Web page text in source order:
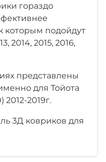
гораздо
которым подойдут
2014, 2015, 2016,
представлены
для Тойота
2019г.
3Д ковриков для